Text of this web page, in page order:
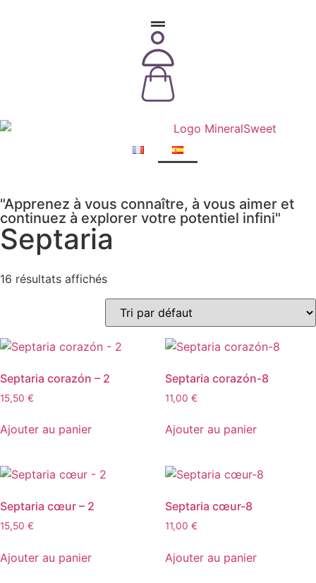
"Apprenez à vous connaître, à vous aimer et
continuez à explorer votre potentiel infini"
Septaria
16 résultats affichés
Septaria corazón – 2
15,50 €
Ajouter au panier
Septaria corazón-8
11,00 €
Ajouter au panier
Septaria cœur – 2
15,50 €
Ajouter au panier
Septaria cœur-8
11,00 €
Ajouter au panier